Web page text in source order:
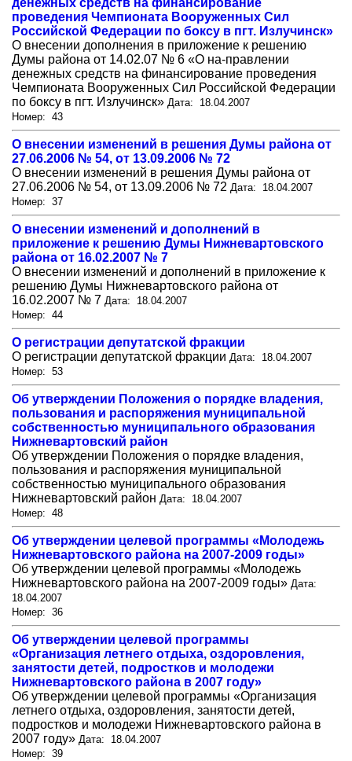
денежных средств на финансирование
проведения Чемпионата Вооруженных Сил
Российской Федерации по боксу в пгт. Излучинск»
О внесении дополнения в приложение к решению
Думы района от 14.02.07 № 6 «О на-правлении
денежных средств на финансирование проведения
Чемпионата Вооруженных Сил Российской Федерации
по боксу в пгт. Излучинск» Дата: 18.04.2007
Номер: 43
О внесении изменений в решения Думы района от
27.06.2006 № 54, от 13.09.2006 № 72
О внесении изменений в решения Думы района от
27.06.2006 № 54, от 13.09.2006 № 72 Дата: 18.04.2007
Номер: 37
О внесении изменений и дополнений в
приложение к решению Думы Нижневартовского
района от 16.02.2007 № 7
О внесении изменений и дополнений в приложение к
решению Думы Нижневартовского района от
16.02.2007 № 7 Дата: 18.04.2007
Номер: 44
О регистрации депутатской фракции
О регистрации депутатской фракции Дата: 18.04.2007
Номер: 53
Об утверждении Положения о порядке владения,
пользования и распоряжения муниципальной
собственностью муниципального образования
Нижневартовский район
Об утверждении Положения о порядке владения,
пользования и распоряжения муниципальной
собственностью муниципального образования
Нижневартовский район Дата: 18.04.2007
Номер: 48
Об утверждении целевой программы «Молодежь
Нижневартовского района на 2007-2009 годы»
Об утверждении целевой программы «Молодежь
Нижневартовского района на 2007-2009 годы» Дата:
18.04.2007
Номер: 36
Об утверждении целевой программы
«Организация летнего отдыха, оздоровления,
занятости детей, подростков и молодежи
Нижневартовского района в 2007 году»
Об утверждении целевой программы «Организация
летнего отдыха, оздоровления, занятости детей,
подростков и молодежи Нижневартовского района в
2007 году» Дата: 18.04.2007
Номер: 39